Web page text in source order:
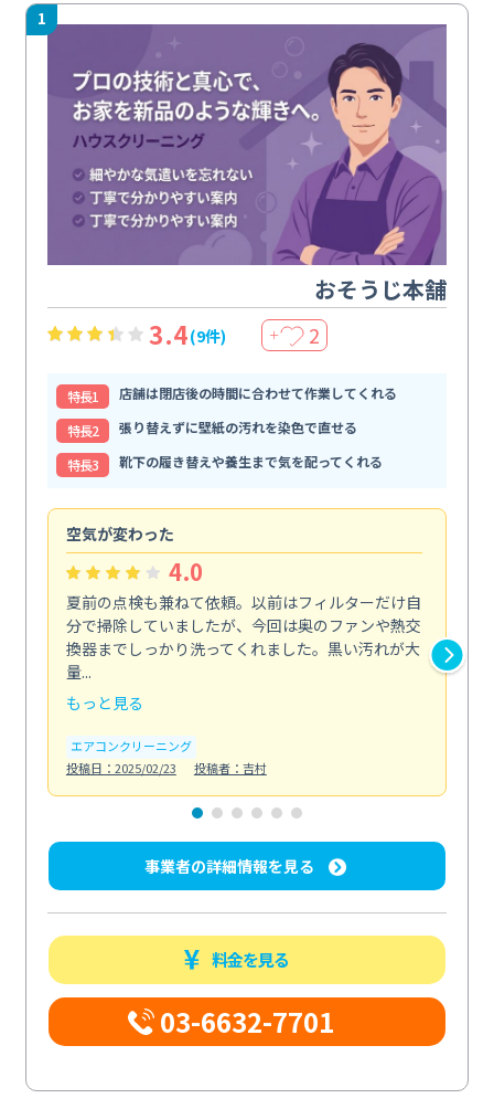
1
おそうじ本舗
3.4(9件) ＋ 2
特⻑1
店舗は閉店後の時間に合わせて作業してくれる
特⻑2
張り替えずに壁紙の汚れを染色で直せる
特⻑3
靴下の履き替えや養生まで気を配ってくれる
空気が変わった
4.0
夏前の点検も兼ねて依頼。以前はフィルターだけ自
分で掃除していましたが、今回は奥のファンや熱交
換器までしっかり洗ってくれました。黒い汚れが大
量...
もっと見る
エアコンクリーニング
投稿日：2025/02/23
投稿者：吉村
事業者の詳細情報を見る
料金を見る
03-6632-7701